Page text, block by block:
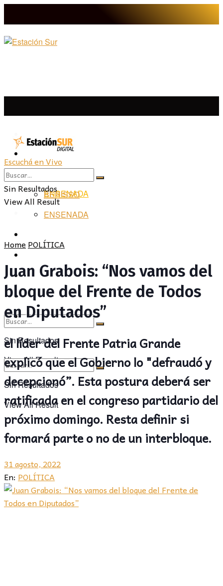
LA REGIÓN
ENSENADA
PROVINCIA
CULTURA
OPINIÓN
Sin Resultados
View All Result
LA PLATA
LA REGIÓN
BERISSO
ENSENADA
SOCIEDAD
CULTURA
OPINIÓN
Sin Resultados
View All Result
Escuchá en Vivo
Sin Resultados
View All Result
HomePOLÍTICA
Juan Grabois: “Nos vamos del
bloque del Frente de Todos
en Diputados”
el líder del Frente Patria Grande
explicó que el Gobierno lo "defraudó y
decepcionó”. Esta postura deberá ser
ratificada en el congreso partidario del
próximo domingo. Resta definir si
formará parte o no de un interbloque.
31 agosto, 2022
En: POLÍTICA